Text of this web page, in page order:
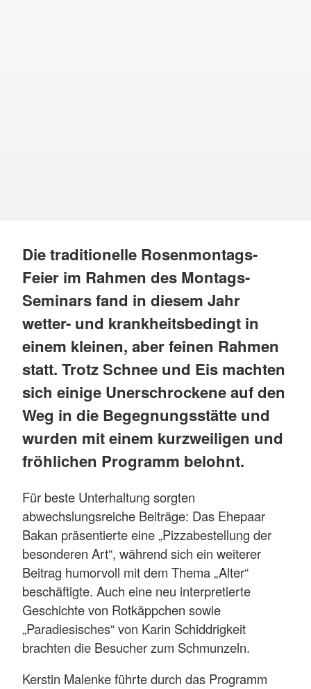
Die traditionelle Rosenmontags-
Feier im Rahmen des Montags-
Seminars fand in diesem Jahr
wetter- und krankheitsbedingt in
einem kleinen, aber feinen Rahmen
statt. Trotz Schnee und Eis machten
sich einige Unerschrockene auf den
Weg in die Begegnungsstätte und
wurden mit einem kurzweiligen und
fröhlichen Programm belohnt.
Für beste Unterhaltung sorgten
abwechslungsreiche Beiträge: Das Ehepaar
Bakan präsentierte eine „Pizzabestellung der
besonderen Art“, während sich ein weiterer
Beitrag humorvoll mit dem Thema „Alter“
beschäftigte. Auch eine neu interpretierte
Geschichte von Rotkäppchen sowie
„Paradiesisches“ von Karin Schiddrigkeit
brachten die Besucher zum Schmunzeln.
Kerstin Malenke führte durch das Programm